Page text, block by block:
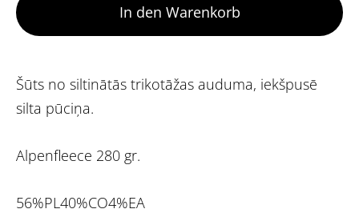
In den Warenkorb
Šūts no siltinātās trikotāžas auduma, iekšpusē
silta pūciņa.
Alpenfleece 280 gr.
56%PL40%CO4%EA